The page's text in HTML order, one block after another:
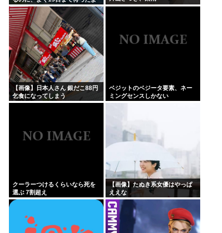
な
【画像】日本人さん 銀だこ88円
乞食になってしまう
ベジットのベジータ要素、ネー
ミングセンスしかない
クーラーつけるくらいなら死を
選ぶ 7割超え
【画像】たぬき系女優はやっぱ
ええな